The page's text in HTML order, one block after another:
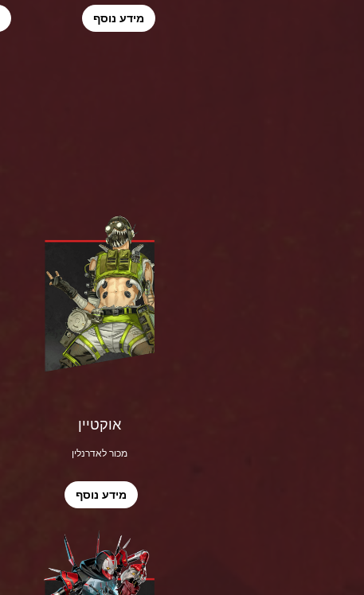
מידע נוסף
אוקטיין
מכור לאדרנלין
מידע נוסף